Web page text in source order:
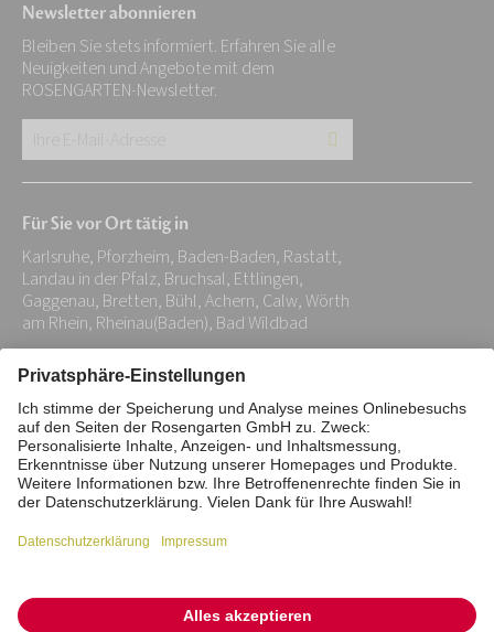
Newsletter abonnieren
Bleiben Sie stets informiert. Erfahren Sie alle
Neuigkeiten und Angebote mit dem
ROSENGARTEN-Newsletter.
Adresse:
*
Für Sie vor Ort tätig in
Karlsruhe, Pforzheim, Baden-Baden, Rastatt,
Landau in der Pfalz, Bruchsal, Ettlingen,
Gaggenau, Bretten, Bühl, Achern, Calw, Wörth
am Rhein, Rheinau(Baden), Bad Wildbad
Impressum Datenschutz
Stiftung
Interne Meldestelle
Zahlungsmittel
Barrierefreiheitserklärung
Vertrag widerrufen